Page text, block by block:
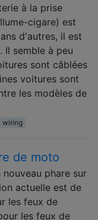
à la prise
cigare) est
d'autres, il est
Il semble à peu
sont câblées
voitures sont
les modèles de
wiring
de moto
phare sur
actuelle est de
les feux de
les feux de